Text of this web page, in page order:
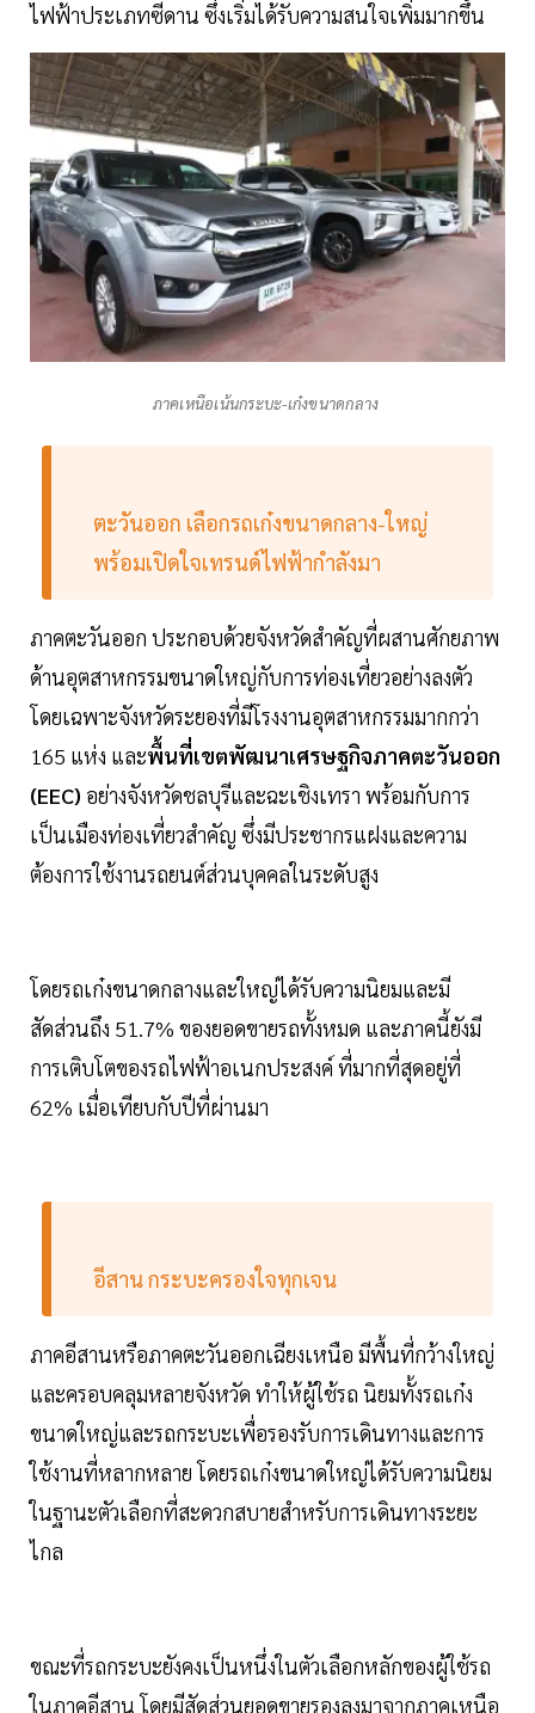
ไฟฟ้าประเภทซีดาน ซึ่งเริ่มได้รับความสนใจเพิ่มมากขึ้น
ภาคเหนือเน้นกระบะ-เก๋งขนาดกลาง
ตะวันออก เลือกรถเก๋งขนาดกลาง-ใหญ่
พร้อมเปิดใจเทรนด์ไฟฟ้ากำลังมา
ภาคตะวันออก ประกอบด้วยจังหวัดสำคัญที่ผสานศักยภาพ
ด้านอุตสาหกรรมขนาดใหญ่กับการท่องเที่ยวอย่างลงตัว
โดยเฉพาะจังหวัดระยองที่มีโรงงานอุตสาหกรรมมากกว่า
165 แห่ง และพื้นที่เขตพัฒนาเศรษฐกิจภาคตะวันออก
(EEC) อย่างจังหวัดชลบุรีและฉะเชิงเทรา พร้อมกับการ
เป็นเมืองท่องเที่ยวสำคัญ ซึ่งมีประชากรแฝงและความ
ต้องการใช้งานรถยนต์ส่วนบุคคลในระดับสูง
โดยรถเก๋งขนาดกลางและใหญ่ได้รับความนิยมและมี
สัดส่วนถึง 51.7% ของยอดขายรถทั้งหมด และภาคนี้ยังมี
การเติบโตของรถไฟฟ้าอเนกประสงค์ ที่มากที่สุดอยู่ที่
62% เมื่อเทียบกับปีที่ผ่านมา
อีสาน กระบะครองใจทุกเจน
ภาคอีสานหรือภาคตะวันออกเฉียงเหนือ มีพื้นที่กว้างใหญ่
และครอบคลุมหลายจังหวัด ทำให้ผู้ใช้รถ นิยมทั้งรถเก๋ง
ขนาดใหญ่และรถกระบะเพื่อรองรับการเดินทางและการ
ใช้งานที่หลากหลาย โดยรถเก๋งขนาดใหญ่ได้รับความนิยม
ในฐานะตัวเลือกที่สะดวกสบายสำหรับการเดินทางระยะ
ไกล
ขณะที่รถกระบะยังคงเป็นหนึ่งในตัวเลือกหลักของผู้ใช้รถ
ในภาคอีสาน โดยมีสัดส่วนยอดขายรองลงมาจากภาคเหนือ